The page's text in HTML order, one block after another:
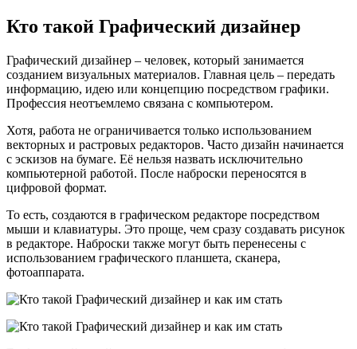
Кто такой Графический дизайнер
Графический дизайнер – человек, который занимается
созданием визуальных материалов. Главная цель – передать
информацию, идею или концепцию посредством графики.
Профессия неотъемлемо связана с компьютером.
Хотя, работа не ограничивается только использованием
векторных и растровых редакторов. Часто дизайн начинается
с эскизов на бумаге. Её нельзя назвать исключительно
компьютерной работой. После наброски переносятся в
цифровой формат.
То есть, создаются в графическом редакторе посредством
мыши и клавиатуры. Это проще, чем сразу создавать рисунок
в редакторе. Наброски также могут быть перенесены с
использованием графического планшета, сканера,
фотоаппарата.